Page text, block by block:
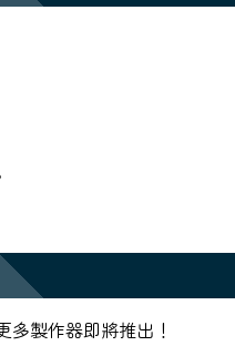
多製作器即將推出！